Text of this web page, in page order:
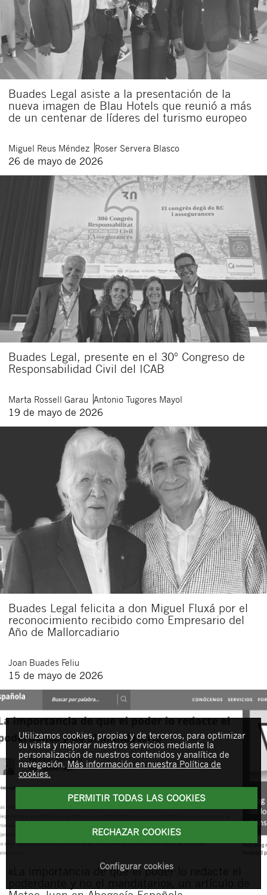
Buades Legal asiste a la presentación de la
nueva imagen de Blau Hotels que reunió a más
de un centenar de líderes del turismo europeo
Miguel Reus Méndez Roser Servera Blasco
26 de mayo de 2026
Buades Legal, presente en el 30º Congreso de
Responsabilidad Civil del ICAB
Marta Rossell Garau Antonio Tugores Mayol
19 de mayo de 2026
Buades Legal felicita a don Miguel Fluxá por el
reconocimiento recibido como Empresario del
Año de Mallorcadiario
Joan Buades Feliu
15 de mayo de 2026
«La importancia de que el poder lo redacte el
Utilizamos cookies, propias y de terceros, para optimizar
su visita y mejorar nuestros servicios mediante la
personalización de nuestros contenidos y analítica de
navegación. Más información en nuestra Política de
cookies.
PERMITIR TODAS LAS COOKIES
RECHAZAR COOKIES
Configurar cookies